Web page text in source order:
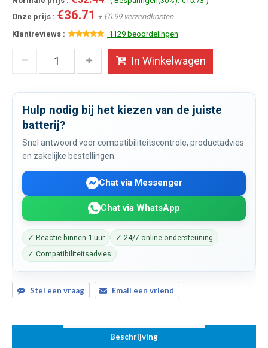
Onze prijs : €36.71 + €0.99 verzendkosten
Klantreviews :
1129 beoordelingen
In Winkelwagen
Hulp nodig bij het kiezen van de juiste
batterij?
Snel antwoord voor compatibiliteitscontrole, productadvies
en zakelijke bestellingen.
Chat via Messenger
Chat via WhatsApp
✓ Reactie binnen 1 uur
✓ 24/7 online ondersteuning
✓ Compatibiliteitsadvies
Stel een vraag Email een vriend
Beschrijving